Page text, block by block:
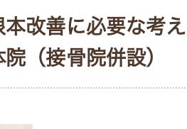
改善に必要な考え
（接骨院併設）